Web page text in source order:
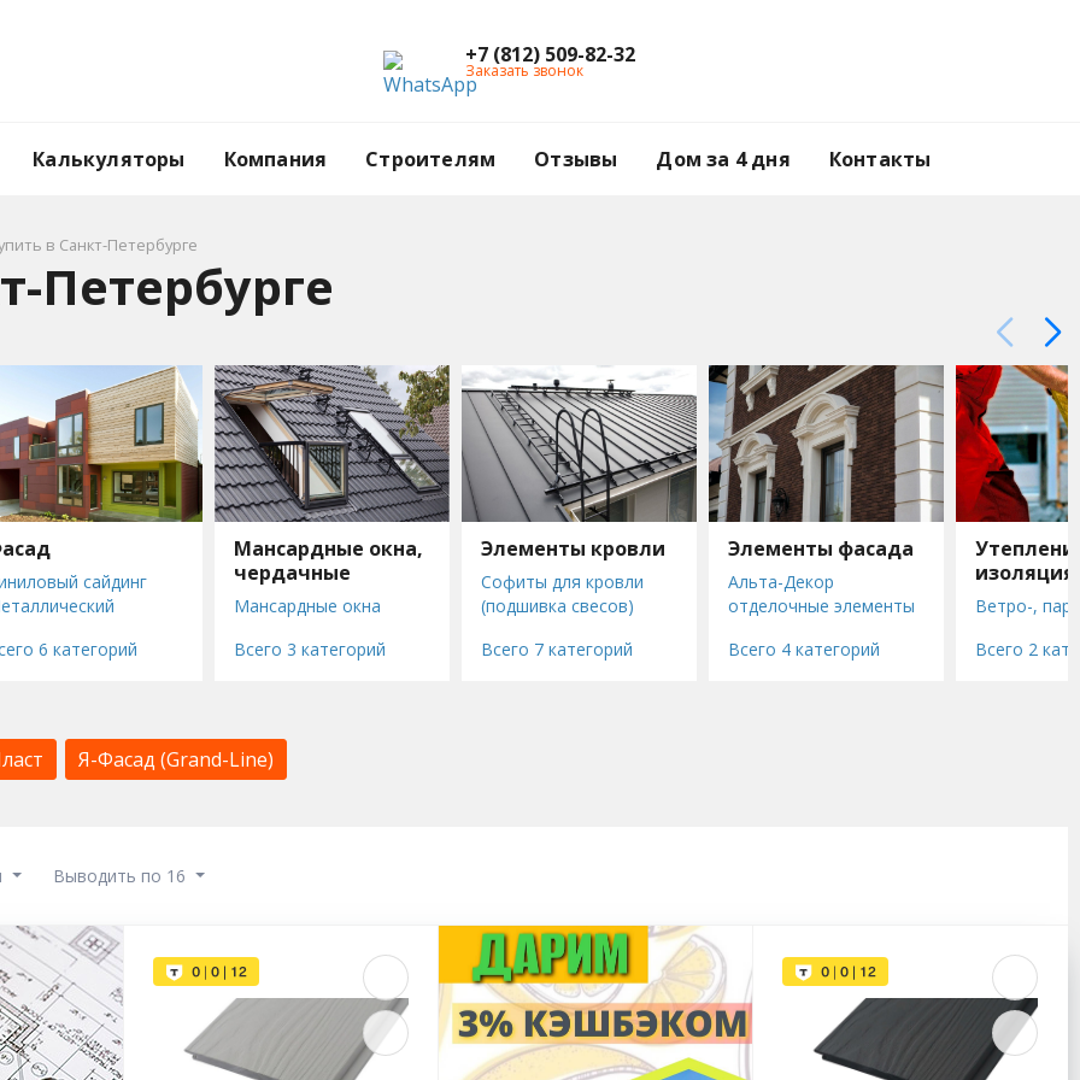
+7 (812) 509-82-32
Заказать звонок
Калькуляторы Компания Строителям Отзывы Дом за 4 дня Контакты
в Санкт-Петербурге
Петербурге
сайдинг
доски из ДПК
6 категорий
Мансардные окна,
чердачные
лестницы
Мансардные окна
крыш
Всего 3 категорий
Элементы кровли
Софиты для кровли
(подшивка свесов)
комплектующие для
комплектующие для
кровли
Всего 7 категорий
Элементы фасада
Альта-Декор
отделочные элементы
Альта Профиль
Всего 4 категорий
изоляция
Ветро-,
Утеплители
Всего 2
Я-Фасад (Grand-Line)
Выводить по 16